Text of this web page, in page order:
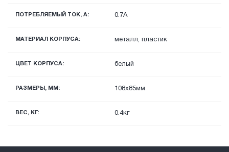
ПОТРЕБЛЯЕМЫЙ ТОК, А: 0.7А
МАТЕРИАЛ КОРПУСА: металл, пластик
ЦВЕТ КОРПУСА: белый
РАЗМЕРЫ, ММ: 108x85мм
ВЕС, КГ: 0.4кг